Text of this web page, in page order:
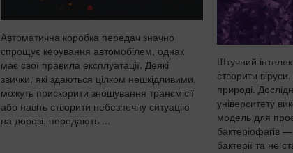
Автоматична коробка передач значно
спрощує керування автомобілем, однак
має свої правила експлуатації. Деякі
звички, які здаються цілком нешкідливими,
можуть прискорити зношування трансмісії
або навіть створити небезпечну ситуацію
на дорозі, передають ...
Штучний
створити
природі.
університету
модель для
бактеріофагів
бактерії та не